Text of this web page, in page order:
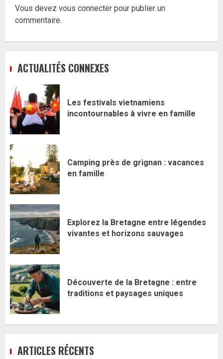
Vous devez vous connecter pour publier un
commentaire.
ACTUALITÉS CONNEXES
Les festivals vietnamiens
incontournables à vivre en famille
Camping près de grignan : vacances
en famille
Explorez la Bretagne entre légendes
vivantes et horizons sauvages
Découverte de la Bretagne : entre
traditions et paysages uniques
ARTICLES RÉCENTS